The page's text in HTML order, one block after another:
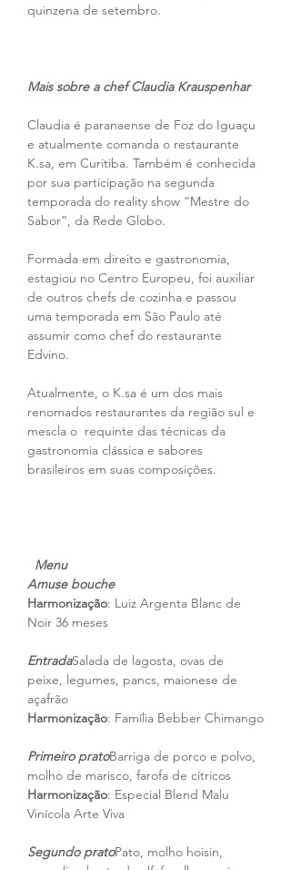
quinzena de setembro.
Mais sobre a chef Claudia Krauspenhar
Claudia é paranaense de Foz do Iguaçu
e atualmente comanda o restaurante
K.sa, em Curitiba. Também é conhecida
por sua participação na segunda
temporada do reality show “Mestre do
Sabor”, da Rede Globo.
Formada em direito e gastronomia,
estagiou no Centro Europeu, foi auxiliar
de outros chefs de cozinha e passou
uma temporada em São Paulo até
assumir como chef do restaurante
Edvino.
Atualmente, o K.sa é um dos mais
renomados restaurantes da região sul e
mescla o  requinte das técnicas da
gastronomia clássica e sabores
brasileiros em suas composições.
Menu
Amuse bouche
Harmonização: Luiz Argenta Blanc de
Noir 36 meses
EntradaSalada de lagosta, ovas de
peixe, legumes, pancs, maionese de
açafrão
Harmonização: Família Bebber Chimango
Primeiro pratoBarriga de porco e polvo,
molho de marisco, farofa de cítricos
Harmonização: Especial Blend Malu
Vinícola Arte Viva
Segundo pratoPato, molho hoisin,